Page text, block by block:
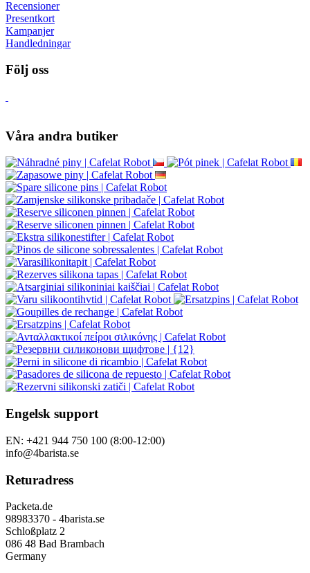
Recensioner
Presentkort
Kampanjer
Handledningar
Följ oss
Våra andra butiker
Engelsk support
EN: +421 944 750 100 (8:00-12:00)
info@4barista.se
Returadress
Packeta.de
98983370 - 4barista.se
Schloßplatz 2
086 48 Bad Brambach
Germany